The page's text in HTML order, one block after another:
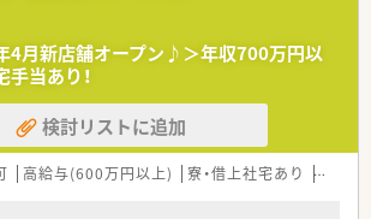
年4月新店舗オープン♪＞年収700万円以
手当あり！
検討リストに追加
高給与(600万円以上) 寮・借上社宅あり 住宅